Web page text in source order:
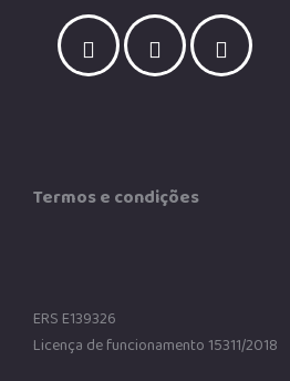
Termos e condições
ERS E139326
Licença de funcionamento 15311/2018